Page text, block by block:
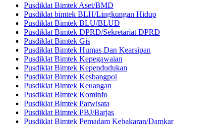
Pusdiklat Bimtek Aset/BMD
Pusdiklat bimtek BLH/Lingkungan Hidup
Pusdiklat Bimtek BLU/BLUD
Pusdiklat Bimtek DPRD/Sekretariat DPRD
Pusdiklat Bimtek Gis
Pusdiklat Bimtek Humas Dan Kearsipan
Pusdiklat Bimtek Kepegawaian
Pusdiklat Bimtek Kependudukan
Pusdiklat Bimtek Kesbangpol
Pusdiklat Bimtek Keuangan
Pusdiklat Bimtek Kominfo
Pusdiklat Bimtek Parwisata
Pusdiklat Bimtek PBJ/Barjas
Pusdiklat Bimtek Pemadam Kebakaran/Damkar